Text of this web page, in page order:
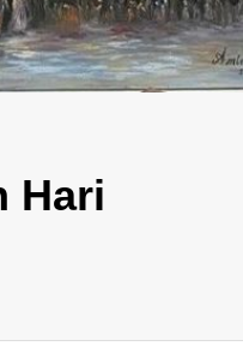
Hari